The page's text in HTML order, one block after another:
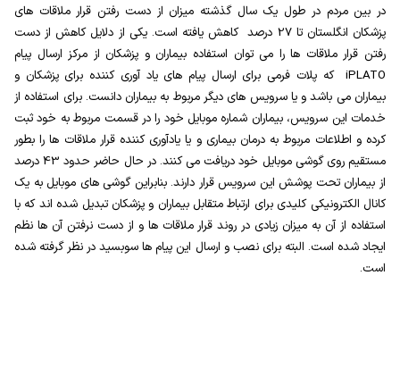
در بین مردم در طول یک سال گذشته میزان از دست رفتن قرار ملاقات های
پزشکان انگلستان تا 27 درصد
کاهش یافته است. یکی از دلایل کاهش از دست
رفتن قرار ملاقات ها را می توان استفاده بیماران و پزشکان از مرکز ارسال پیام
iPLATO
که پلات فرمی برای ارسال پیام های یاد آوری کننده برای پزشکان و
بیماران می باشد و یا سرویس های دیگر مربوط به بیماران دانست. برای استفاده از
خدمات این سرویس، بیماران شماره موبایل خود را در قسمت مربوط به خود ثبت
کرده و اطلاعات مربوط به درمان بیماری و یا یادآوری کننده قرار ملاقات ها را بطور
مستقیم روی گوشی موبایل خود دریافت می کنند. در حال حاضر حدود 43 درصد
از بیماران تحت پوشش این سرویس قرار دارند. بنابراین گوشی های موبایل به یک
کانال الکترونیکی کلیدی برای ارتباط متقابل بیماران و پزشکان تبدیل شده اند که با
استفاده از آن به میزان زیادی در روند قرار ملاقات ها و از دست نرفتن آن ها نظم
ایجاد شده است. البته برای نصب و ارسال این پیام ها سوبسید در نظر گرفته شده
است.